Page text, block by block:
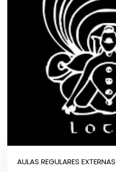
AULAS REGULARES EXTERNAS